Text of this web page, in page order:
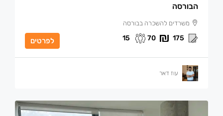
הבורסה
משרדים להשכרה בבורסה
175
70
15 לפרטים
עוז דאר